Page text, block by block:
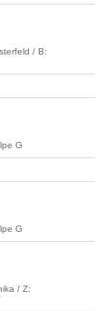
/ B:
G
G
/ Z: